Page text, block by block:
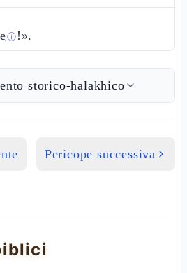
ⓘ !».
storico-halakhico
Pericope successiva